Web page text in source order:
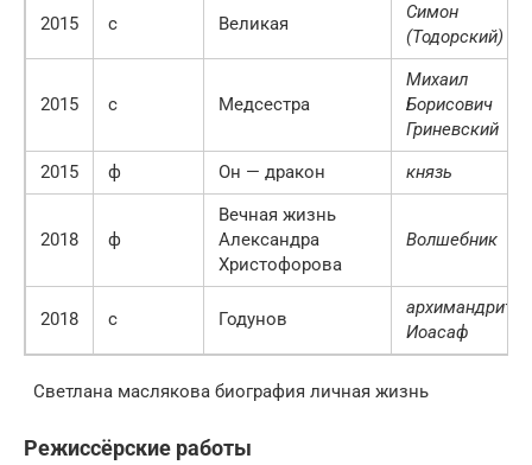
2015 с Великая
Симон
(Тодорский)
2015 с Медсестра
Михаил
Борисович
Гриневский
2015
ф Он — дpaкон князь
2018 ф
Вечная жизнь
Александра
Христофорова
Волшебник
2018 с Годунов
архимaндрит
Иоасаф
Светлана маслякова биография личная жизнь
Режиссёрские работы